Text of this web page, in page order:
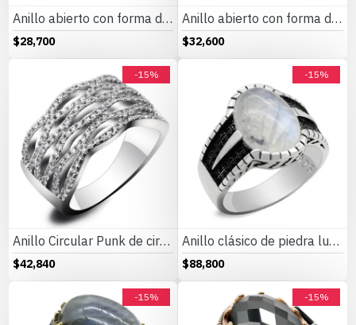
Anillo abierto con forma de corazón y letras para mujer, sortija de boda de estilo romántico, ajustable, deslumbrante, CZ, joyería de moda
$28,700
Anillo abierto con forma de hojas ajustable, joyería bonita de amor a la moda para mujeres, regalos para niñas y niños, anillos de boda
$32,600
-15%
Anillo Circular Punk de circonita para mujer, diseño de onda hueca Irregular, joyería de dedo
$42,840
-15%
Anillo clásico de piedra lunar Natural para hombre y mujer, de Plata de Ley 925, turco, hecho a mano, estilo Punk, joyería de lujo, regalo
$88,800
-15% -15%